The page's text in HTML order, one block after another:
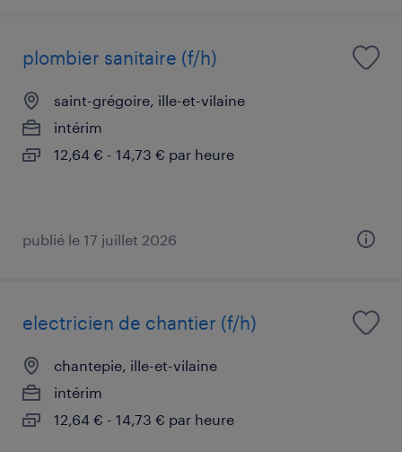
plombier sanitaire (f/h)
saint-grégoire, ille-et-vilaine
intérim
12,64 € - 14,73 € par heure
publié le 17 juillet 2026
electricien de chantier (f/h)
chantepie, ille-et-vilaine
intérim
12,64 € - 14,73 € par heure